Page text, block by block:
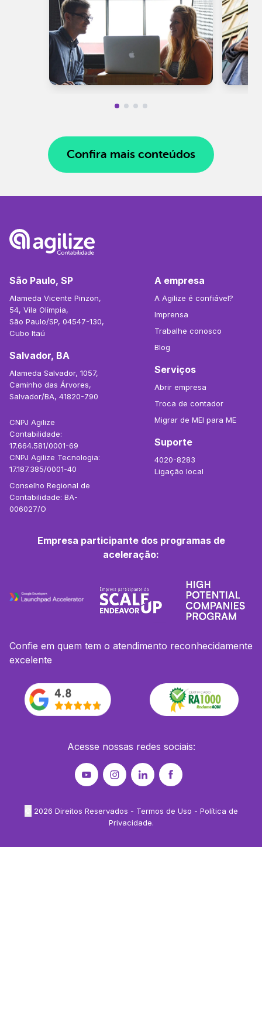
Confira mais conteúdos
São Paulo, SP
Alameda Vicente Pinzon,
54, Vila Olímpia,
São Paulo/SP, 04547-130,
Cubo Itaú
Salvador, BA
Alameda Salvador, 1057,
Caminho das Árvores,
Salvador/BA, 41820-790
CNPJ Agilize
Contabilidade:
17.664.581/0001-69
CNPJ Agilize Tecnologia:
17.187.385/0001-40
Conselho Regional de
Contabilidade: BA-
006027/O
A empresa
A Agilize é confiável?
Imprensa
Trabalhe conosco
Blog
Serviços
Abrir empresa
Troca de contador
Migrar de MEI para ME
Suporte
4020-8283
Ligação local
Empresa participante dos programas de
aceleração:
Confie em quem tem o atendimento reconhecidamente
excelente
Acesse nossas redes sociais:
2026 Direitos Reservados - Termos de Uso - Política de
Privacidade.